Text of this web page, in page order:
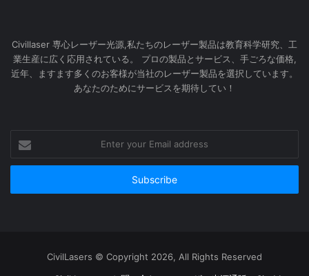
Civillaser 専心レーザー光源,私たちのレーザー製品は教育科学研究、工
業生産に広く応用されている。 プロの製品とサービス、手ごろな価格,
近年、ますます多くのお客様が当社のレーザー製品を選択しています。
あなたのためにサービスを期待してい！
your
Email
CivilLasers © Copyright 2026, All Rights Reserved